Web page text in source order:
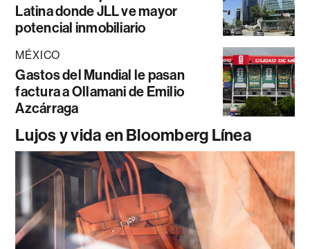
Latina donde JLL ve mayor
potencial inmobiliario
MÉXICO
Gastos del Mundial le pasan
factura a Ollamani de Emilio
Azcárraga
Lujos y vida en Bloomberg Línea